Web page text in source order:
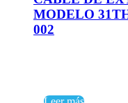
MODELO
002